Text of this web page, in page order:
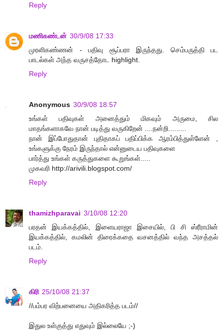
Reply
மணிகண்டன் 30/9/08 17:33
முரளிகண்ணன் - பதிவு சூப்பரா இருந்தது. செம்பருத்தி பட
பாடல்கள் அந்த வருசத்தோட highlight.
Reply
Anonymous 30/9/08 18:57
உங்கள் பதிவுகள் அனைத்தும் மிகவும் அருமை, சில
மாதங்களாகவே நான் படித்து வருகிறேன் ....நன்றி.........
நான் இப்போதுதான் புதிதாகப் பதிப்பிக்க ஆரம்பித்துள்ளேன் ,
உங்களுக்கு நேரம் இருந்தால் என்னுடைய பதிவுகளை
பார்த்து உங்கள் கருத்துகளை கூறுங்கள்.....
முகவரி http://arivili.blogspot.com/
Reply
thamizhparavai 3/10/08 12:20
பரதன் இயக்கத்தில், இளையராஜா இசையில், பி சி ஸ்ரீராமின்
இயக்கத்தில், கமலின் திரைக்கதை வசனத்தில் வந்த அசத்தல்
படம்.
Reply
கிரி 25/10/08 21:37
//பம்பர விற்பனையை அதிகரித்த படம்//
இதுல உள்குத்து எதுவும் இல்லையே ;-)